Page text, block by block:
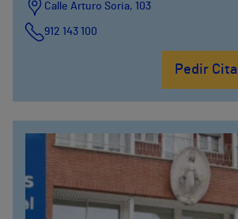
Calle Arturo Soria, 103
912 143 100
912 143 100
Pedir Cita